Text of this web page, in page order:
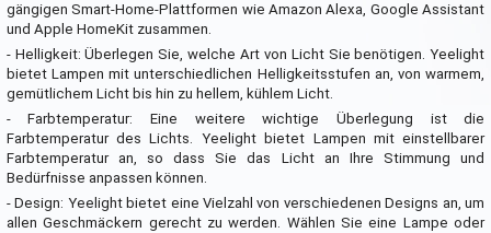
gängigen Smart-Home-Plattformen wie Amazon Alexa, Google Assistant
und Apple HomeKit zusammen.
- Helligkeit: Überlegen Sie, welche Art von Licht Sie benötigen. Yeelight
bietet Lampen mit unterschiedlichen Helligkeitsstufen an, von warmem,
gemütlichem Licht bis hin zu hellem, kühlem Licht.
- Farbtemperatur: Eine weitere wichtige Überlegung ist die
Farbtemperatur des Lichts. Yeelight bietet Lampen mit einstellbarer
Farbtemperatur an, so dass Sie das Licht an Ihre Stimmung und
Bedürfnisse anpassen können.
- Design: Yeelight bietet eine Vielzahl von verschiedenen Designs an, um
allen Geschmäckern gerecht zu werden. Wählen Sie eine Lampe oder